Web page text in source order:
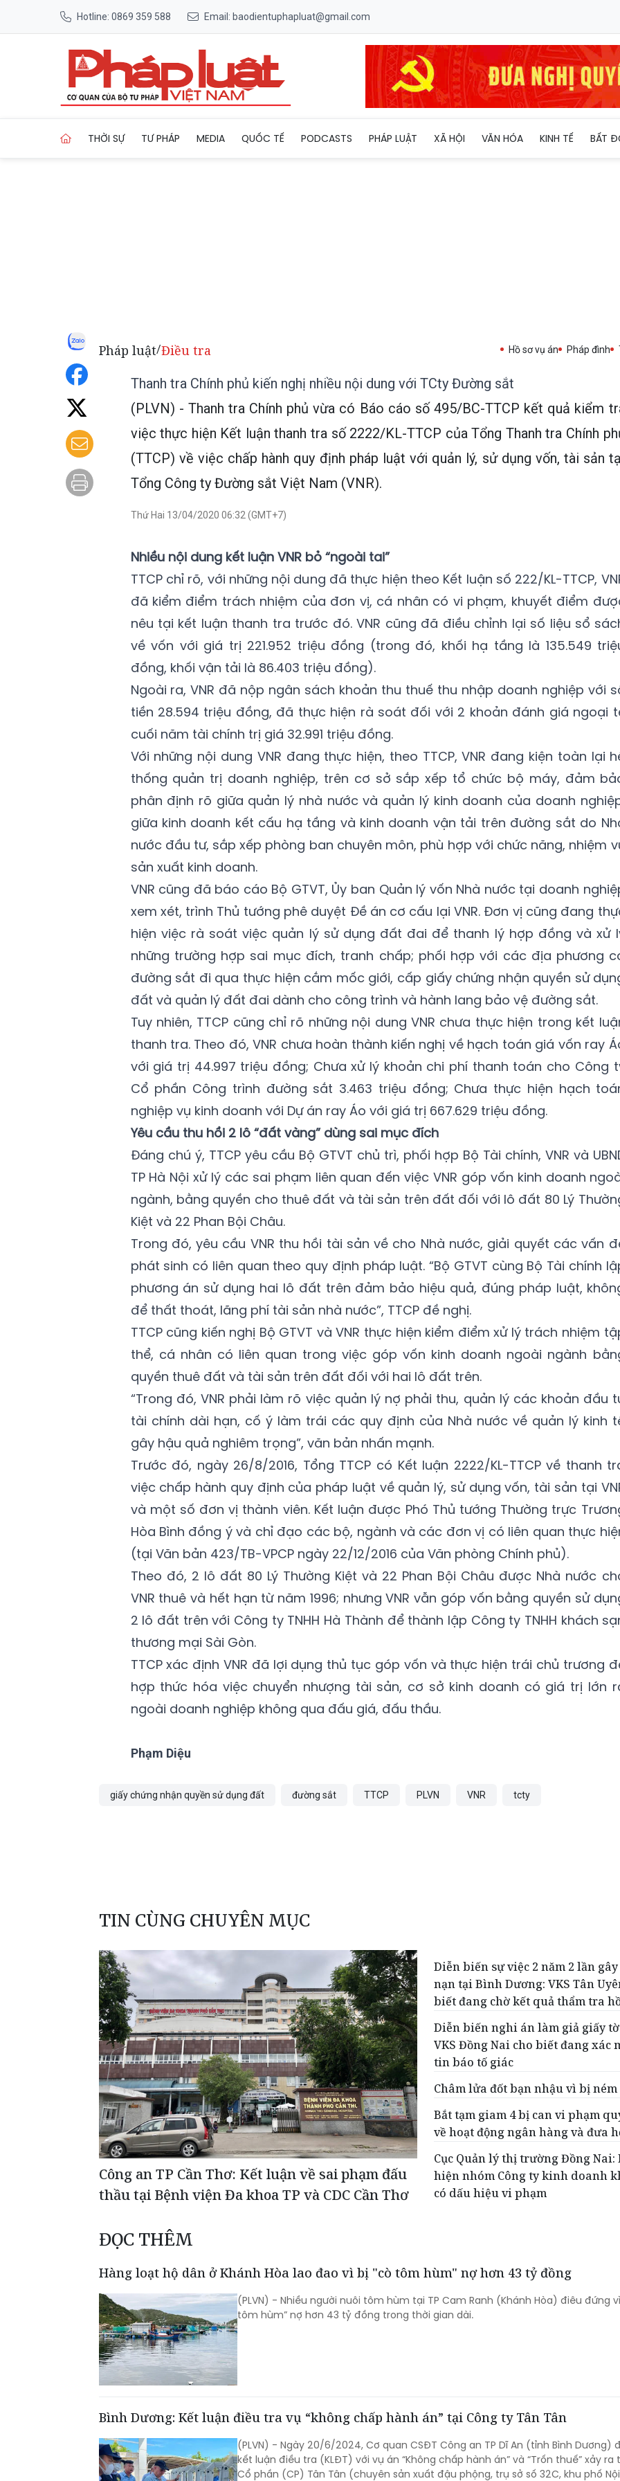
Hotline: 0869 359 588 Email: baodientuphapluat@gmail.com
THỜI SỰ TƯ PHÁP MEDIA QUỐC TẾ PODCASTS PHÁP LUẬT XÃ HỘI VĂN HÓA KINH TẾ BẤT
Pháp luật/Điều tra Hồ sơ vụ án Pháp đình
Thanh tra Chính phủ kiến nghị nhiều nội dung với TCty Đường sắt
(PLVN) - Thanh tra Chính phủ vừa có Báo cáo số 495/BC-TTCP kết quả kiểm
việc thực hiện Kết luận thanh tra số 2222/KL-TTCP của Tổng Thanh tra Chính
(TTCP) về việc chấp hành quy định pháp luật với quản lý, sử dụng vốn, tài sản
Tổng Công ty Đường sắt Việt Nam (VNR).
Thứ Hai 13/04/2020 06:32 (GMT+7)
Nhiều nội dung kết luận VNR bỏ “ngoài tai”
TTCP chỉ rõ, với những nội dung đã thực hiện theo Kết luận số 222/KL-TTCP,
đã kiểm điểm trách nhiệm của đơn vị, cá nhân có vi phạm, khuyết điểm
nêu tại kết luận thanh tra trước đó. VNR cũng đã điều chỉnh lại số liệu sổ
về vốn với giá trị 221.952 triệu đồng (trong đó, khối hạ tầng là 135.549
đồng, khối vận tải là 86.403 triệu đồng).
Ngoài ra, VNR đã nộp ngân sách khoản thu thuế thu nhập doanh nghiệp với
tiền 28.594 triệu đồng, đã thực hiện rà soát đối với 2 khoản đánh giá ngoại
cuối năm tài chính trị giá 32.991 triệu đồng.
Với những nội dung VNR đang thực hiện, theo TTCP, VNR đang kiện toàn lại
thống quản trị doanh nghiệp, trên cơ sở sắp xếp tổ chức bộ máy, đảm
phân định rõ giữa quản lý nhà nước và quản lý kinh doanh của doanh
giữa kinh doanh kết cấu hạ tầng và kinh doanh vận tải trên đường sắt do
nước đầu tư, sắp xếp phòng ban chuyên môn, phù hợp với chức năng, nhiệm
sản xuất kinh doanh.
VNR cũng đã báo cáo Bộ GTVT, Ủy ban Quản lý vốn Nhà nước tại doanh
xem xét, trình Thủ tướng phê duyệt Đề án cơ cấu lại VNR. Đơn vị cũng đang
hiện việc rà soát việc quản lý sử dụng đất đai để thanh lý hợp đồng và xử
những trường hợp sai mục đích, tranh chấp; phối hợp với các địa phương
đường sắt đi qua thực hiện cắm mốc giới, cấp giấy chứng nhận quyền sử
đất và quản lý đất đai dành cho công trình và hành lang bảo vệ đường sắt.
Tuy nhiên, TTCP cũng chỉ rõ những nội dung VNR chưa thực hiện trong kết
thanh tra. Theo đó, VNR chưa hoàn thành kiến nghị về hạch toán giá vốn ray
với giá trị 44.997 triệu đồng; Chưa xử lý khoản chi phí thanh toán cho Công
Cổ phần Công trình đường sắt 3.463 triệu đồng; Chưa thực hiện hạch
nghiệp vụ kinh doanh với Dự án ray Áo với giá trị 667.629 triệu đồng.
Yêu cầu thu hồi 2 lô “đất vàng” dùng sai mục đích
Đáng chú ý, TTCP yêu cầu Bộ GTVT chủ trì, phối hợp Bộ Tài chính, VNR và
TP Hà Nội xử lý các sai phạm liên quan đến việc VNR góp vốn kinh doanh
ngành, bằng quyền cho thuê đất và tài sản trên đất đối với lô đất 80 Lý
Kiệt và 22 Phan Bội Châu.
Trong đó, yêu cầu VNR thu hồi tài sản về cho Nhà nước, giải quyết các vấn
phát sinh có liên quan theo quy định pháp luật. “Bộ GTVT cùng Bộ Tài chính
phương án sử dụng hai lô đất trên đảm bảo hiệu quả, đúng pháp luật,
để thất thoát, lãng phí tài sản nhà nước”, TTCP đề nghị.
TTCP cũng kiến nghị Bộ GTVT và VNR thực hiện kiểm điểm xử lý trách nhiệm
thể, cá nhân có liên quan trong việc góp vốn kinh doanh ngoài ngành
quyền thuê đất và tài sản trên đất đối với hai lô đất trên.
“Trong đó, VNR phải làm rõ việc quản lý nợ phải thu, quản lý các khoản đầu
tài chính dài hạn, cố ý làm trái các quy định của Nhà nước về quản lý kinh
gây hậu quả nghiêm trọng”, văn bản nhấn mạnh.
Trước đó, ngày 26/8/2016, Tổng TTCP có Kết luận 2222/KL-TTCP về thanh
việc chấp hành quy định của pháp luật về quản lý, sử dụng vốn, tài sản tại
và một số đơn vị thành viên. Kết luận được Phó Thủ tướng Thường trực
Hòa Bình đồng ý và chỉ đạo các bộ, ngành và các đơn vị có liên quan thực
(tại Văn bản 423/TB-VPCP ngày 22/12/2016 của Văn phòng Chính phủ).
Theo đó, 2 lô đất 80 Lý Thường Kiệt và 22 Phan Bội Châu được Nhà nước
VNR thuê và hết hạn từ năm 1996; nhưng VNR vẫn góp vốn bằng quyền sử
2 lô đất trên với Công ty TNHH Hà Thành để thành lập Công ty TNHH khách
thương mại Sài Gòn.
TTCP xác định VNR đã lợi dụng thủ tục góp vốn và thực hiện trái chủ trương
hợp thức hóa việc chuyển nhượng tài sản, cơ sở kinh doanh có giá trị lớn
ngoài doanh nghiệp không qua đấu giá, đấu thầu.
Phạm Diệu
giấy chứng nhận quyền sử dụng đất đường sắt TTCP PLVN VNR tcty
TIN CÙNG CHUYÊN MỤC
Công an TP Cần Thơ: Kết luận về sai phạm đấu
thầu tại Bệnh viện Đa khoa TP và CDC Cần Thơ
Diễn biến sự việc 2 năm 2 lần
nạn tại Bình Dương: VKS Tân
biết đang chờ kết quả thẩm tra
Diễn biến nghi án làm giả giấy tờ
VKS Đồng Nai cho biết đang xác
tin báo tố giác
Châm lửa đốt bạn nhậu vì bị
Bắt tạm giam 4 bị can vi phạm
về hoạt động ngân hàng và đưa
Cục Quản lý thị trường Đồng Nai:
hiện nhóm Công ty kinh doanh
có dấu hiệu vi phạm
ĐỌC THÊM
Hàng loạt hộ dân ở Khánh Hòa lao đao vì bị "cò tôm hùm" nợ hơn 43 tỷ đồng
(PLVN) - Nhiều người nuôi tôm hùm tại TP Cam Ranh (Khánh Hòa) điêu đứng
tôm hùm” nợ hơn 43 tỷ đồng trong thời gian dài.
Bình Dương: Kết luận điều tra vụ “không chấp hành án” tại Công ty Tân Tân
(PLVN) - Ngày 20/6/2024, Cơ quan CSĐT Công an TP Dĩ An (tỉnh Bình Dương)
kết luận điều tra (KLĐT) với vụ án “Không chấp hành án” và “Trốn thuế” xảy ra
Cổ phần (CP) Tân Tân (chuyên sản xuất đậu phộng, trụ sở số 32C, khu phố Nội